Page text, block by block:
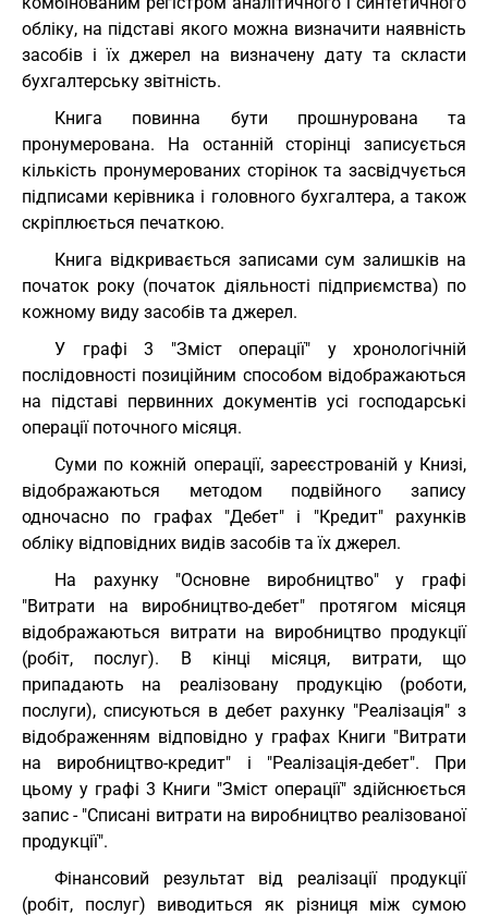
обліку, на підставі якого можна визначити наявність
засобів і їх джерел на визначену дату та скласти
бухгалтерську звітність.
Книга повинна бути прошнурована та
пронумерована. На останній сторінці записується
кількість пронумерованих сторінок та засвідчується
підписами керівника і головного бухгалтера, а також
скріплюється печаткою.
Книга відкривається записами сум залишків на
початок року (початок діяльності підприємства) по
кожному виду засобів та джерел.
У графі 3 "Зміст операції" у хронологічній
послідовності позиційним способом відображаються
на підставі первинних документів усі господарські
операції поточного місяця.
Суми по кожній операції, зареєстрованій у Книзі,
відображаються методом подвійного запису
одночасно по графах "Дебет" і "Кредит" рахунків
обліку відповідних видів засобів та їх джерел.
На рахунку "Основне виробництво" у графі
"Витрати на виробництво-дебет" протягом місяця
відображаються витрати на виробництво продукції
(робіт, послуг). В кінці місяця, витрати, що
припадають на реалізовану продукцію (роботи,
послуги), списуються в дебет рахунку "Реалізація" з
відображенням відповідно у графах Книги "Витрати
на виробництво-кредит" і "Реалізація-дебет". При
цьому у графі 3 Книги "Зміст операції" здійснюється
запис - "Списані витрати на виробництво реалізованої
продукції".
Фінансовий результат від реалізації продукції
(робіт, послуг) виводиться як різниця між сумою